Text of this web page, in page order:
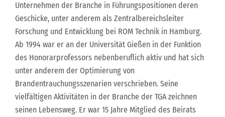
Unternehmen der Branche in Führungspositionen deren
Geschicke, unter anderem als Zentralbereichsleiter
Forschung und Entwicklung bei ROM Technik in Hamburg.
Ab 1994 war er an der Universität Gießen in der Funktion
des Honorarprofessors nebenberuflich aktiv und hat sich
unter anderem der Optimierung von
Brandentrauchungsszenarien verschrieben. Seine
vielfältigen Aktivitäten in der Branche der TGA zeichnen
seinen Lebensweg. Er war 15 Jahre Mitglied des Beirats